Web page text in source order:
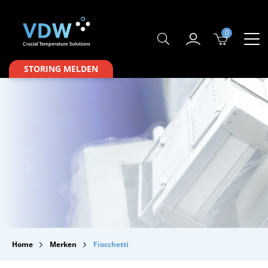
Producten
Branches
Service & Onderhoud
0
STORING MELDEN
Home Merken Fiocchetti